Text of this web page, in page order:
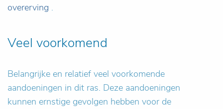
overerving .
Veel voorkomend
Belangrijke en relatief veel voorkomende
aandoeningen in dit ras. Deze aandoeningen
kunnen ernstige gevolgen hebben voor de